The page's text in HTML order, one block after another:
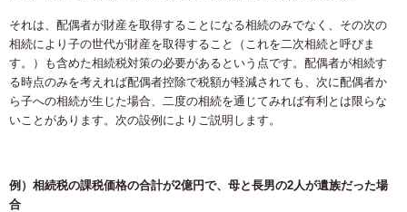
それは、配偶者が財産を取得することになる相続のみでなく、その次の
相続により子の世代が財産を取得すること（これを二次相続と呼びま
す。）も含めた相続税対策の必要があるという点です。配偶者が相続す
る時点のみを考えれば配偶者控除で税額が軽減されても、次に配偶者か
ら子への相続が生じた場合、二度の相続を通じてみれば有利とは限らな
いことがあります。次の設例によりご説明します。
例）相続税の課税価格の合計が2億円で、母と長男の2人が遺族だった場
合